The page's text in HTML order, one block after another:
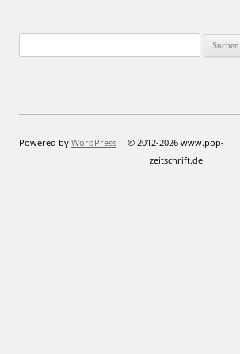
nach:
Powered by WordPress
© 2012-2026 www.pop-
zeitschrift.de